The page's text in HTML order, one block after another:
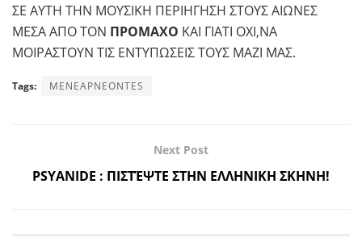
ΣΕ ΑΥΤΗ ΤΗΝ ΜΟΥΣΙΚΗ ΠΕΡΙΗΓΗΣΗ ΣΤΟΥΣ ΑΙΩΝΕΣ
ΜΕΣΑ ΑΠΟ ΤΟΝ ΠΡΟΜΑΧΟ ΚΑΙ ΓΙΑΤΙ ΟΧΙ,ΝΑ
ΜΟΙΡΑΣΤΟΥΝ ΤΙΣ ΕΝΤΥΠΩΣΕΙΣ ΤΟΥΣ ΜΑΖΙ ΜΑΣ.
Tags: MENEAPNEONTES
Next Post
PSYANIDE : ΠΙΣΤΈΨΤΕ ΣΤΗΝ ΕΛΛΗΝΙΚΗ ΣΚΗΝΗ!